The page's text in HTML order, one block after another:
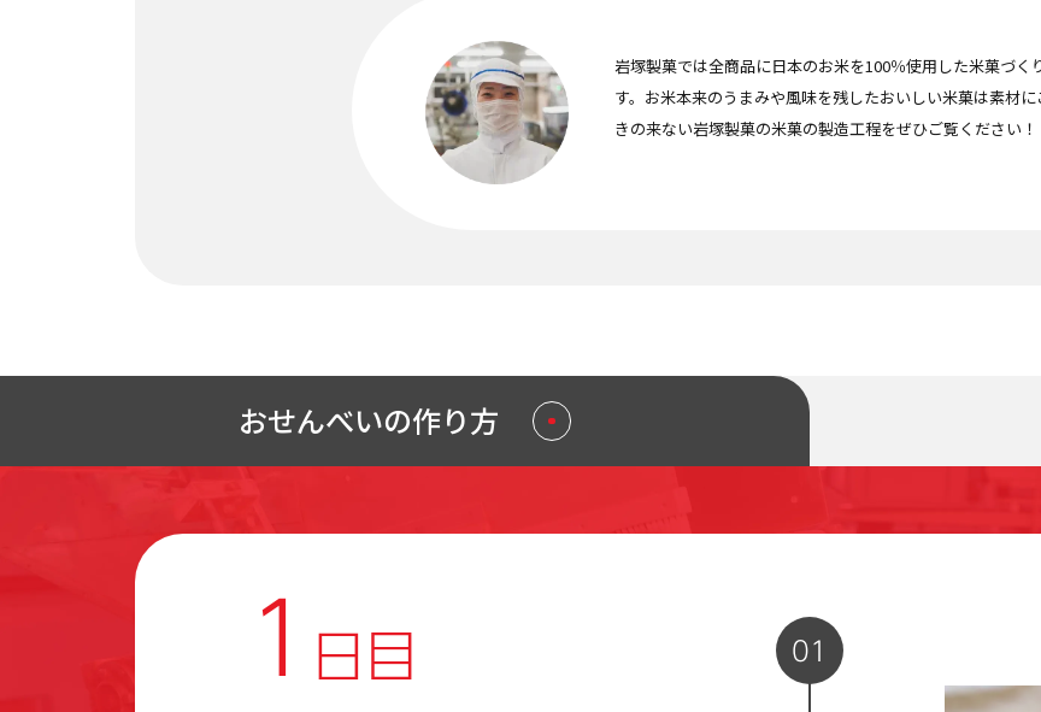
岩塚製菓では全商品に日本のお米を100％使用した米菓づく
す。お米本来のうまみや風味を残したおいしい米菓は素材
きの来ない岩塚製菓の米菓の製造工程をぜひご覧ください！
おせんべいの作り方
1 日目 01